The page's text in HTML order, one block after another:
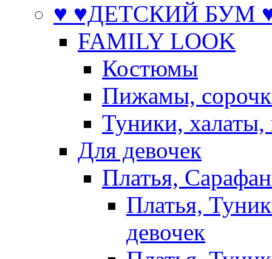
♥ ♥ДЕТСКИЙ БУМ
FAMILY LOOK
Костюмы
Пижамы,
Туники, халаты,
Для девочек
Платья,
Платья,
девочек